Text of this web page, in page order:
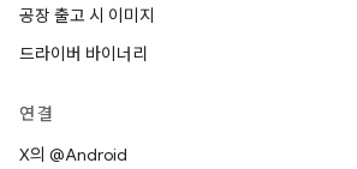
공장 출고 시 이미지
드라이버 바이너리
연결
X의 @Android